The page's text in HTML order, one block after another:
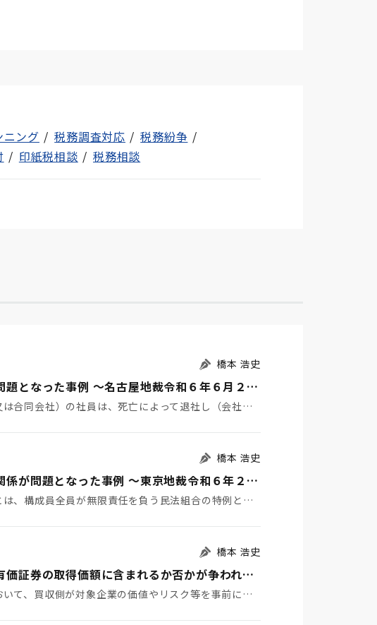
ニング 税務調査対応
税務紛争
印紙税相談 税務相談
橋本 浩史
持分会社の持分払戻請求権の評価額等が問題となった事例 ～名古屋地裁令和６年６月２２日判決TAINS Z８８８-２７２０～
１ はじめに 持分会社（合名会社、合資会社又は合同会社）の社員は、死亡によって退社し（会社法６０７条…
橋本 浩史
有限責任事業組合の組合員に対する課税関係が問題となった事例 ～東京地裁令和６年２月１６日判決TAINS Z888-2712（確定）～
１ はじめに 有限責任事業組合（ＬＬＰ）とは、構成員全員が無限責任を負う民法組合の特例として、「有…
橋本 浩史
Ｍ＆Ａに係るデューデリジェンス費用が有価証券の取得価額に含まれるか否かが争われた事例 ～国税不服審判所令和6年1月24日裁決～
１ はじめに 株式取得などによるＭ＆Ａにおいて、買収側が対象企業の価値やリスク等を事前に調査するこ…